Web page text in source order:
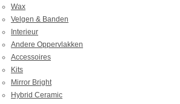
Wax
Velgen & Banden
Interieur
Andere Oppervlakken
Accessoires
Kits
Mirror Bright
Hybrid Ceramic